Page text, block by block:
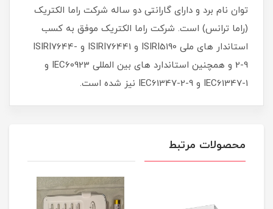
توان نام برد و دارای گارانتی دو ساله شرکت راما الکتریک
(راما ترانس) است. شرکت راما الکتریک موفق به کسب
استاندار های ملی ISIRI5190 و ISIRI76441 و ISIRI7644-
2-9 و همچنین استاندارد های بین المللی IEC60923 و
IEC61347-1 و IEC61347-2-9 نیز شده است.
محصولات مرتبط